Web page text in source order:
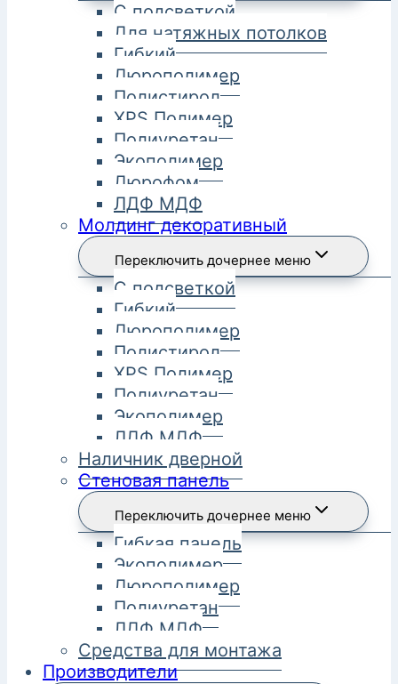
С подсветкой
Для натяжных потолков
Гибкий
Дюрополимер
Полистирол
XPS Полимер
Полиуретан
Экополимер
Дюрофом
ЛДФ МДФ
Молдинг декоративный
Переключить дочернее меню
С подсветкой
Гибкий
Дюрополимер
Полистирол
XPS Полимер
Полиуретан
Экополимер
ЛДФ МДФ
Наличник дверной
Стеновая панель
Переключить дочернее меню
Гибкая панель
Экополимер
Дюрополимер
Полиуретан
ЛДФ МДФ
Средства для монтажа
Производители